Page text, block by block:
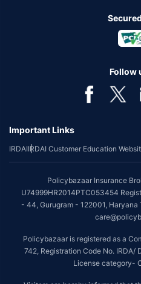
Follow
Important Links
IRDAIIRDAI Customer Education
Policybazaar Insurance
U74999HR2014PTC053454
- 44, Gurugram - 122001,
Policybazaar is registered as a
742, Registration Code No. IRDA/
License category-